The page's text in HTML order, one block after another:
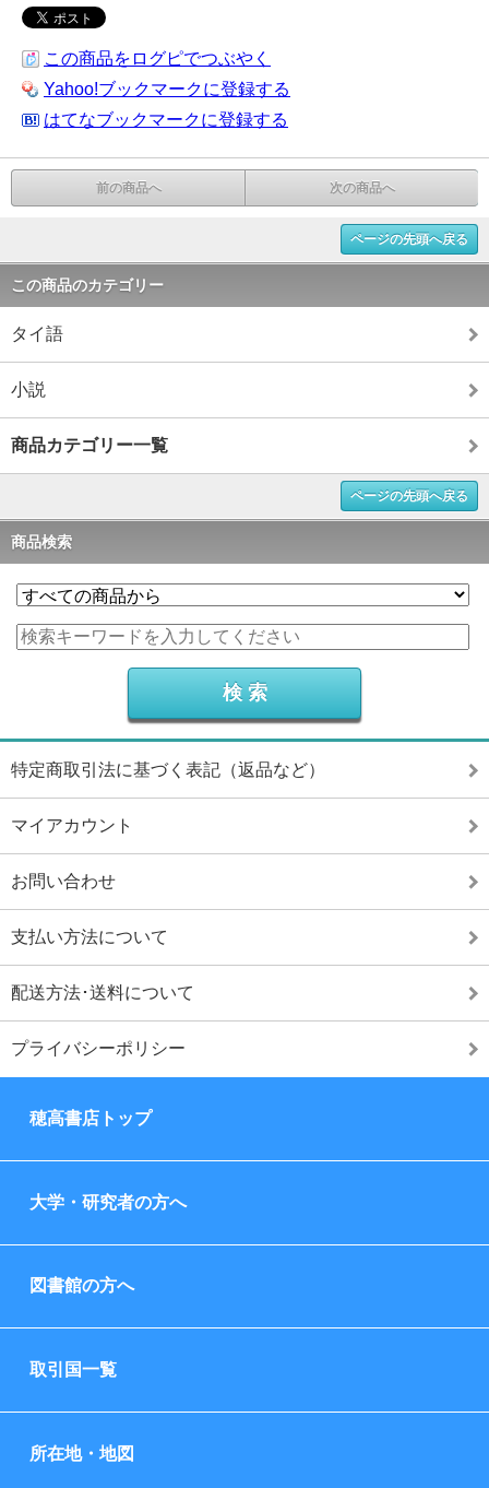
この商品をログピでつぶやく
Yahoo!ブックマークに登録する
はてなブックマークに登録する
前の商品へ 次の商品へ
ページの先頭へ戻る
この商品のカテゴリー
タイ語
小説
商品カテゴリー一覧
ページの先頭へ戻る
商品検索
特定商取引法に基づく表記（返品など）
マイアカウント
お問い合わせ
支払い方法について
配送方法･送料について
プライバシーポリシー
穂高書店トップ
大学・研究者の方へ
図書館の方へ
取引国一覧
所在地・地図